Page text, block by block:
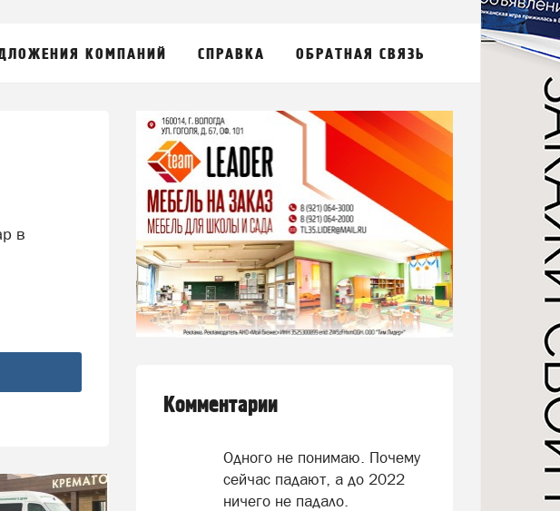
КОМПАНИЙ СПРАВКА ОБРАТНАЯ СВЯЗЬ
Комментарии
Одного не понимаю. Почему
сейчас падают, а до 2022
ничего не падало.